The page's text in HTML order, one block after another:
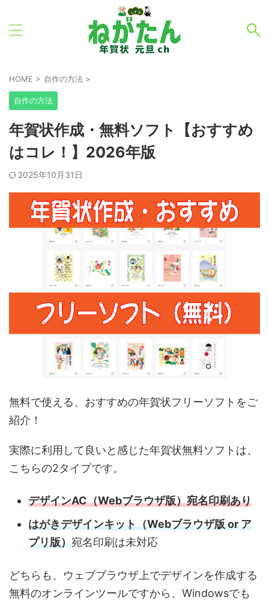
HOME > 自作の方法 >
自作の方法
年賀状作成・無料ソフト【おすすめ
はコレ！】2026年版
2025年10月31日
無料で使える、おすすめの年賀状フリーソフトをご
紹介！
実際に利用して良いと感じた年賀状無料ソフトは、
こちらの2タイプです。
デザインAC（Webブラウザ版）宛名印刷あり
はがきデザインキット（Webブラウザ版 or ア
プリ版）宛名印刷は未対応
どちらも、ウェブブラウザ上でデザインを作成する
無料のオンラインツールですから、Windowsでも